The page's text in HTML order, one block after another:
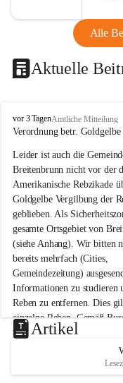
Alle
Aktuelle
B
r
i
t
e
n
b
r
u
n
n
a
m
N
e
u
s
d
vor 3 TagenAmtliche Mitteilung
Verordnung betr.
Leider ist auch die
Breitenbrunn nicht vor der
Amerikanische Rebzikade
Goldgelbe Vergilbung der
geblieben. Als
gesamte Ortsgebiet von
(siehe Anhang). Wir bitten
bereits mehrfach (Cities,
Gemeindezeitung)
Informationen zu studieren
Reben zu entfernen. Dies
einzelne Reben. Gemäß
Weinbaugesetz sind nicht
unzulässige Weingärten
helfen wir zusammen um
vor den prognostizierten
Artikel